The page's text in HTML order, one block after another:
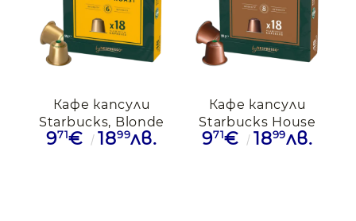
Кафе капсули
Starbucks, Blonde
Espresso
971€ 1899лв.
Кафе капсули
Starbucks House
Blend за Nespresso,
971€ 1899лв.